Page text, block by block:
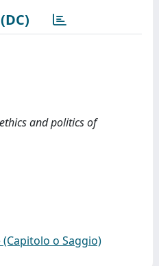
and politics of
o Saggio)